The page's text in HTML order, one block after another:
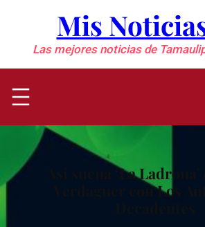
contenido
Mis
Las mejores noticias de
Así suena ‘La Ladrona’
Verdaguer con Los